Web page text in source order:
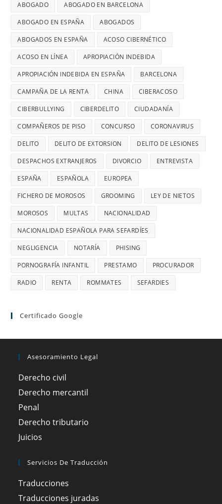
ABOGADO ABOGADO EN BARCELONA
ABOGADO EN ESPAÑA ABOGADOS
ABOGADOS EN ESPAÑA ACOSO CIBERNÉTICO
ACOSO EN LÍNEA APROPIACIÓN INDEBIDA
APROPIACIÓN INDEBIDA EN ESPAÑA BARCELONA
CAMPAÑA DE LA RENTA CHINA CIBERACOSO
CIBERBULLYING CIBERDELITO CIUDADANÍA
COMPAÑEROS DE PISO CONCURSO CORONAVIRUS
DELITO DELITO DE EXTORSION DELITO DE LESIONES
DESPACHOS EXTRANJEROS DIVORCIO ENTREVISTA
ESPAÑA ESPAÑOLA EUROPEA
FICHERO DE MOROSOS GROOMING LEY DE NIETOS
MOROSOS MULTAS NACIONALIDAD
NACIONALIDAD ESPAÑOLA PARA SEFARDÍES
NEGLIGENCIA NOTARÍA PHISING
PORNOGRAFÍA INFANTIL PRESTAMO PROCURADOR
RADIO RENTA ROMMATES SEFARDIES
Certificado Google
Asesoramiento Legal
Derecho civil
Derecho mercantil
Penal
Derecho tributario
Juicios
Servicios De Traducción
Traducciones
Traducciones juradas